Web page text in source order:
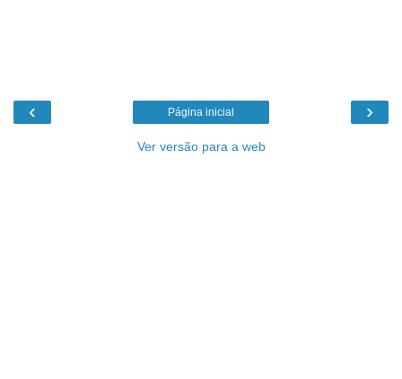
‹ ›
Página inicial
Ver versão para a web